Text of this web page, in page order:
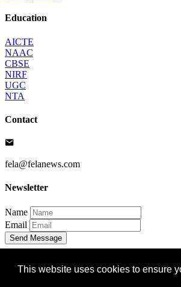
This website uses cookies to ensure
Education
AICTE
NAAC
CBSE
NIRF
UGC
NTA
Contact
fela@felanews.com
Newsletter
Name
Email
Send Message